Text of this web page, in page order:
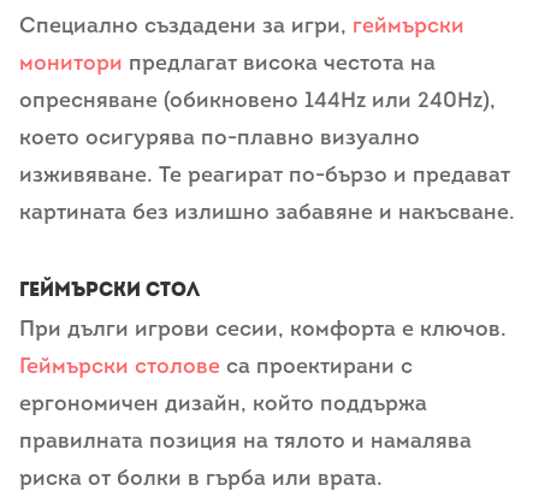
Специално създадени за игри, геймърски
монитори предлагат висока честота на
опресняване (обикновено 144Hz или 240Hz),
което осигурява по-плавно визуално
изживяване. Те реагират по-бързо и предават
картината без излишно забавяне и накъсване.
Геймърски стол
При дълги игрови сесии, комфорта е ключов.
Геймърски столове са проектирани с
ергономичен дизайн, който поддържа
правилната позиция на тялото и намалява
риска от болки в гърба или врата.